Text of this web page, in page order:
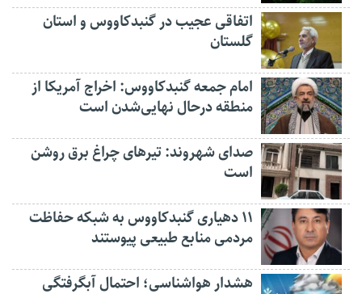
اتفاقی عجیب در‌ گنبدکاووس و استان
گلستان
امام جمعه گنبدکاووس: اخراج آمریکا از
منطقه درحال نهایی‌شدن است
صدای شهروند: تیرهای چراغ برق روشن
است
۱۱ دهیاری گنبدکاووس به شبکه حفاظت
مردمی منابع طبیعی پیوستند
هشدار هواشناسی؛ احتمال آبگرفتگی